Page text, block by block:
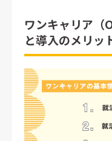
ワンキャリア（
と導入のメリッ